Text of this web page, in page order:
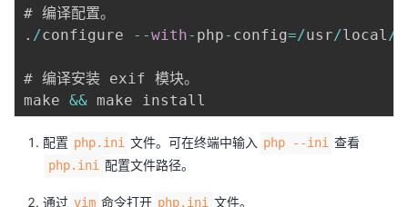
. /configure --with- php- config=/usr/local /
# 编译安装 exif 模块。
make &&
配置 php.ini 文件。可在终端中输入 php --ini 查看
php.ini 配置文件路径。
通过 vim 命令打开 php.ini 文件。